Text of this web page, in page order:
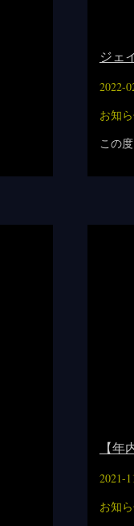
ジェ
2022-
お知
この
【
2021-
お知